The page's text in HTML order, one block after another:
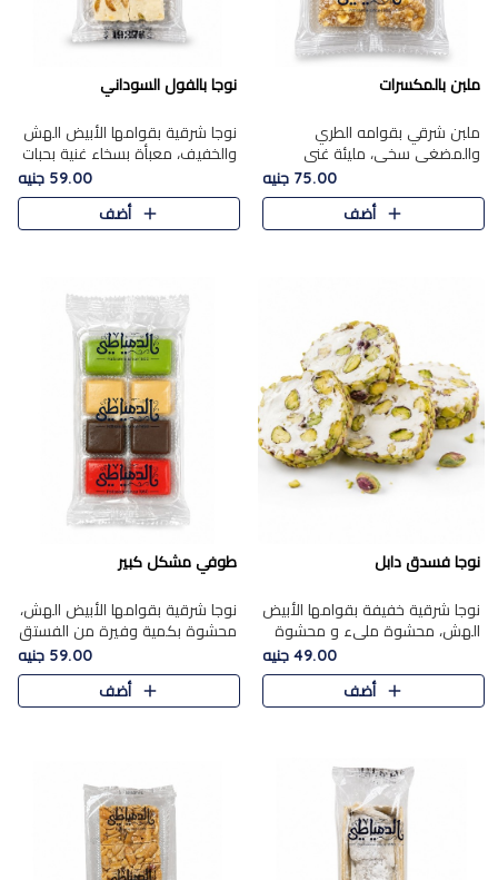
ملبن بالمكسرات
ملبن شرقي بقوامه الطري
والمضغي سخي، مليئة غني
بتشكيلة فاخرة من المكسرات
مشكلة المختارة التي تقدم تضيف
قرمشة مميزة مرضية ونكهة
75.00 جنيه
أضف
نوجا بالفول السوداني
نوجا شرقية بقوامها الأبيض الهش
والخفيف، معبأة بسخاء غنية بحبات
الفول السوداني المحمص التي
يقدم تضيف قرمشة مميزة مرضية
وتوازنًا رائعًا مع حلا..
59.00 جنيه
أضف
نوجا فسدق دابل
نوجا شرقية خفيفة بقوامها الأبيض
الهش، محشوة مليء و محشوة
بـكمية وفيرة من الفستق الفاخر
لتمنحك نكهة مكسرات غنية
وقرمشة مميزة في كل قطعة و
49.00 جنيه
أضف
طوفي مشكل كبير
نوجا شرقية بقوامها الأبيض الهش،
محشوة بكمية وفيرة من الفستق
الفاخر لتمنحك نكهة غنية وقرمشة
مميزة في كل قطعة، لتجربة تجمع
بين الفخامة والمذاق..
59.00 جنيه
أضف